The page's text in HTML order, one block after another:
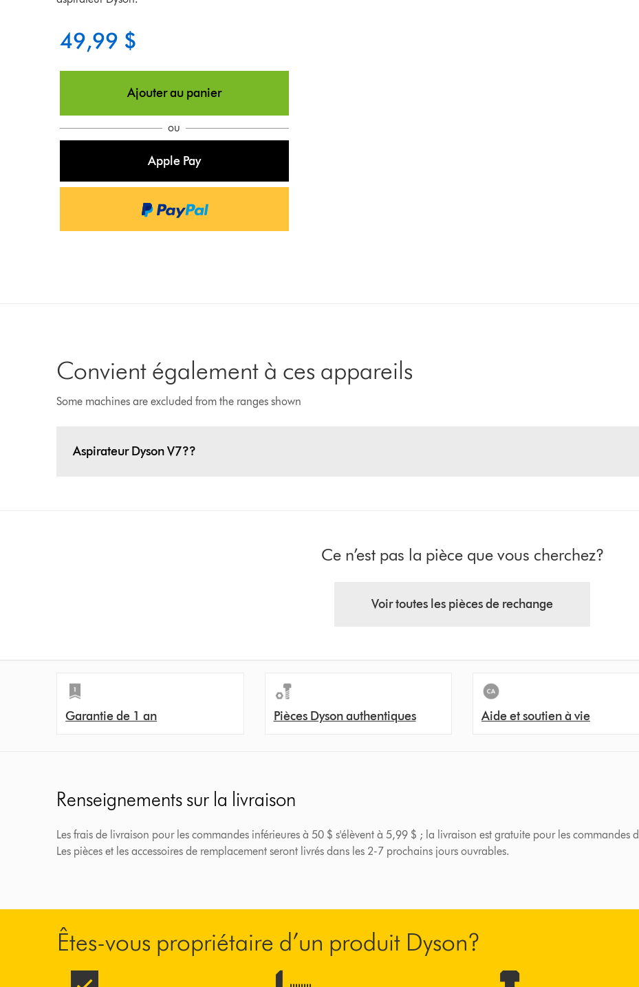
49,99 $
Ajouter au panier
ou
Apple Pay
Convient également à ces appareils
Some machines are excluded from the ranges shown
Aspirateur Dyson V7??
Ce n’est pas la pièce que vous cherchez?
Voir toutes les pièces de rechange
Garantie de 1 an Pièces Dyson authentiques Aide et soutien à vie
Renseignements sur la livraison
Les frais de livraison pour les commandes inférieures à 50 $ s'élèvent à 5,99 $ ; la livraison est gratuite pour les commandes
Les pièces et les accessoires de remplacement seront livrés dans les 2-7 prochains jours ouvrables.
Êtes-vous propriétaire d’un produit Dyson?